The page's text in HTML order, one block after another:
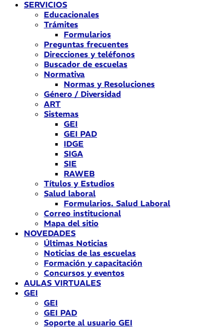
SERVICIOS
Educacionales
Trámites
Formularios
Preguntas frecuentes
Direcciones y teléfonos
Buscador de escuelas
Normativa
Normas y Resoluciones
Género / Diversidad
ART
Sistemas
GEI
GEI PAD
IDGE
SIGA
SIE
RAWEB
Títulos y Estudios
Salud laboral
Formularios. Salud Laboral
Correo institucional
Mapa del sitio
NOVEDADES
Últimas Noticias
Noticias de las escuelas
Formación y capacitación
Concursos y eventos
AULAS VIRTUALES
GEI
GEI
GEI PAD
Soporte al usuario GEI